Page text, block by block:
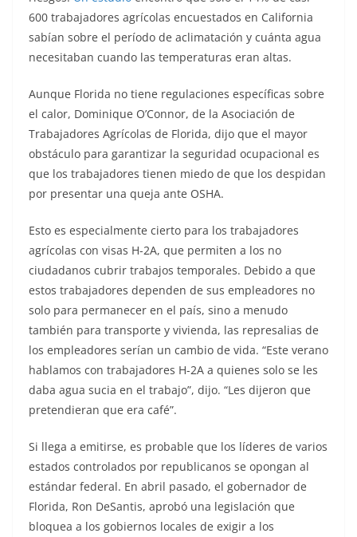
600 trabajadores agrícolas encuestados en California
sabían sobre el período de aclimatación y cuánta agua
necesitaban cuando las temperaturas eran altas.
Aunque Florida no tiene regulaciones específicas sobre
el calor, Dominique O’Connor, de la Asociación de
Trabajadores Agrícolas de Florida, dijo que el mayor
obstáculo para garantizar la seguridad ocupacional es
que los trabajadores tienen miedo de que los despidan
por presentar una queja ante OSHA.
Esto es especialmente cierto para los trabajadores
agrícolas con visas H-2A, que permiten a los no
ciudadanos cubrir trabajos temporales. Debido a que
estos trabajadores dependen de sus empleadores no
solo para permanecer en el país, sino a menudo
también para transporte y vivienda, las represalias de
los empleadores serían un cambio de vida. “Este verano
hablamos con trabajadores H-2A a quienes solo se les
daba agua sucia en el trabajo”, dijo. “Les dijeron que
pretendieran que era café”.
Si llega a emitirse, es probable que los líderes de varios
estados controlados por republicanos se opongan al
estándar federal. En abril pasado, el gobernador de
Florida, Ron DeSantis, aprobó una legislación que
bloquea a los gobiernos locales de exigir a los